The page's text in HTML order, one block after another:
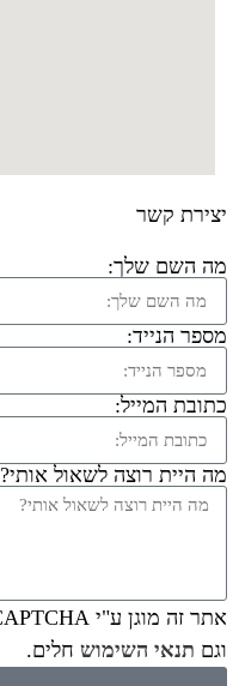
יצירת קשר
מה השם שלך:
מספר הנייד:
כתובת המייל:
מה היית רוצה לשאול אותי?
אתר זה מוגן ע"י reCAPTCHA של Google
וגם תנאי השימוש חלים.